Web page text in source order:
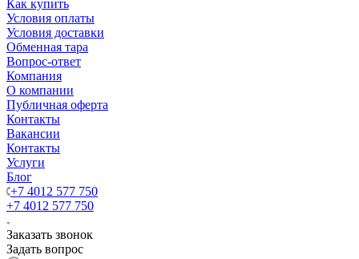
Как купить
Условия оплаты
Условия доставки
Обменная тара
Вопрос-ответ
Компания
О компании
Публичная оферта
Контакты
Вакансии
Контакты
Услуги
Блог
+7 4012 577 750
+7 4012 577 750
Заказать звонок
Задать вопрос